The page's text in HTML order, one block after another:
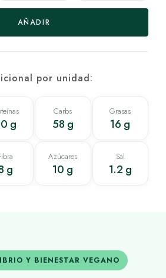
AÑADIR
por unidad:
g
Carbs
58 g
Grasas
16 g
g
Azúcares
10 g
Sal
1.2 g
Y BIENESTAR VEGANO